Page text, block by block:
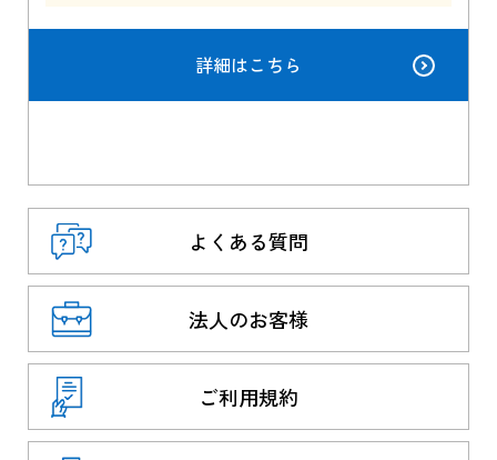
詳細はこちら
よくある質問
法人のお客様
ご利用規約